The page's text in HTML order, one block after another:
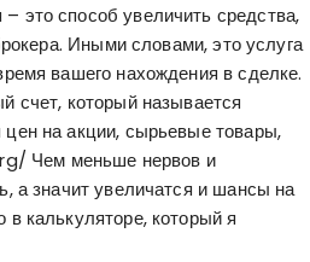
это способ увеличить средства,
Иными словами, это услуга
вашего нахождения в сделке.
счет, который называется
на акции, сырьевые товары,
Чем меньше нервов и
а значит увеличатся и шансы на
калькуляторе, который я